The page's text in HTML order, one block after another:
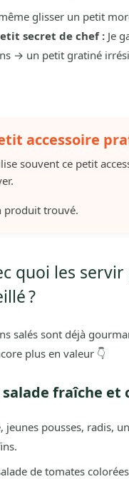
glisser un petit
secret de chef :Je
→ un petit gratiné
accessoire
souvent ce petit
produit trouvé.
quoi les
?
salés sont déjà
plus en valeur 👇
salade fraîche et
jeunes pousses, radis,
de tomates